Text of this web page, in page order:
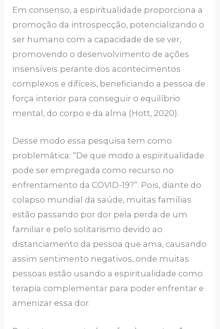
Em consenso, a espiritualidade proporciona a
promoção da introspecção, potencializando o
ser humano com a capacidade de se ver,
promovendo o desenvolvimento de ações
insensíveis perante dos acontecimentos
complexos e difíceis, beneficiando a pessoa de
força interior para conseguir o equilíbrio
mental, do corpo e da alma (Hott, 2020).
Desse modo essa pesquisa tem como
problemática: “De que modo a espiritualidade
pode ser empregada como recurso no
enfrentamento da COVID-19?”. Pois, diante do
colapso mundial da saúde, muitas famílias
estão passando por dor pela perda de um
familiar e pelo solitarismo devido ao
distanciamento da pessoa que ama, causando
assim sentimento negativos, onde muitas
pessoas estão usando a espiritualidade como
terapia complementar para poder enfrentar e
amenizar essa dor.